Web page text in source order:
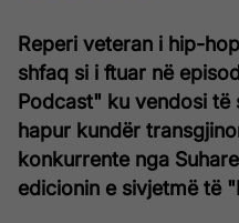
Reperi veteran i hip-
shfaq si i ftuar në
Podcast" ku vendosi të
hapur kundër
konkurrente nga
edicionin e sivjetmë të